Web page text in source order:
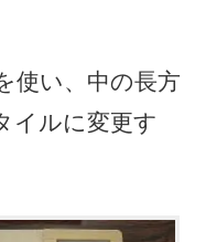
使い、中の長方
イルに変更す